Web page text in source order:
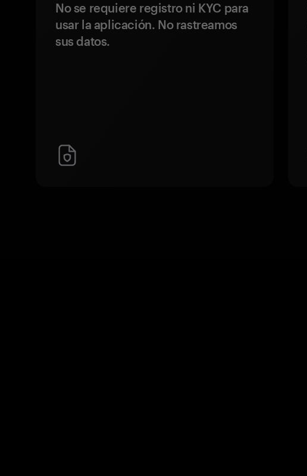
No se requiere registro ni KYC para
usar la aplicación. No rastreamos
sus datos.